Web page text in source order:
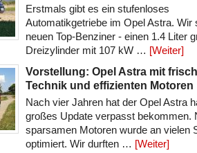
Erstmals gibt es ein stufenloses
Automatikgetriebe im Opel Astra. Wir
neuen Top-Benziner - einen 1.4 Liter
Dreizylinder mit 107 kW … [Weiter]
Vorstellung: Opel Astra mit
Technik und effizienten Motoren
Nach vier Jahren hat der Opel Astra
großes Update verpasst bekommen.
sparsamen Motoren wurde an vielen
optimiert. Wir durften … [Weiter]